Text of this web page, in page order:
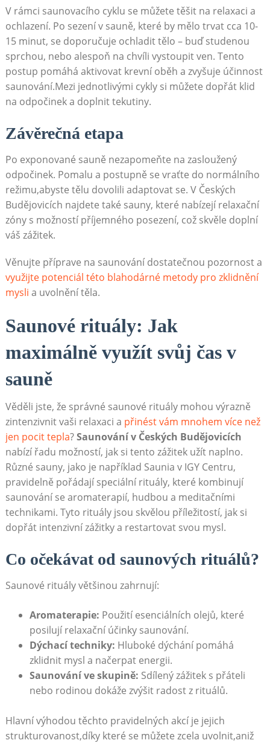
V rámci saunovacího cyklu se můžete těšit‌ na‌ relaxaci a
ochlazení. Po sezení v sauně, které by mělo trvat‌ cca 10-
15 minut, se doporučuje ochladit tělo –⁣ buď studenou
sprchou, nebo alespoň na chvíli vystoupit‌ ven. Tento
postup pomáhá aktivovat krevní oběh a zvyšuje účinnost
saunování.Mezi jednotlivými cykly​ si můžete dopřát klid
na odpočinek a doplnit ⁤tekutiny.
Závěrečná etapa
Po exponované sauně nezapomeňte na zasloužený
odpočinek. Pomalu a postupně se vraťte do normálního
režimu,abyste tělu dovolili adaptovat se. V⁤ Českých
Budějovicích najdete také sauny, které nabízejí relaxační
zóny s možností příjemného ​posezení, což skvěle doplní
váš zážitek.
Věnujte příprave na saunování dostatečnou pozornost a
využijte potenciál této blahodárné metody pro zklidnění
mysli a uvolnění těla.
Saunové rituály: Jak
maximálně využít svůj čas v
sauně
Věděli jste, že správné saunové rituály ​mohou výrazně
zintenzivnit vaši relaxaci a přinést vám mnohem více než
jen pocit ⁣tepla?Saunování v Českých Budějovicích
nabízí řadu možností, jak si tento zážitek ‍užít​ naplno.
Různé sauny, jako​ je například Saunia v ​IGY Centru,⁢
pravidelně pořádají speciální⁣ rituály, které kombinují
saunování se aromaterapií, hudbou a ⁢meditačními
technikami. Tyto rituály jsou skvělou příležitostí,‍ jak si
dopřát⁣ intenzivní zážitky a restartovat svou mysl.
Co očekávat od saunových rituálů?
Saunové rituály většinou zahrnují:
Aromaterapie: Použití esenciálních olejů, které
posilují relaxační ‍účinky saunování.
Dýchací techniky: Hluboké ⁢dýchání pomáhá
zklidnit mysl a⁣ načerpat ⁤energii.
Saunování ve skupině: Sdílený zážitek⁣ s přáteli
nebo ⁢rodinou dokáže​ zvýšit radost z rituálů.
Hlavní výhodou těchto pravidelných akcí je jejich
strukturovanost,díky ⁣které se můžete zcela uvolnit,aniž